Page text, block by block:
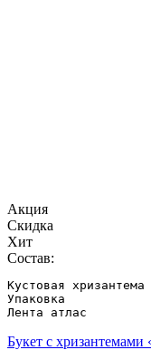
Акция
Скидка
Хит
Состав:
Кустовая
Упаковка
Лента атлас
Букет с